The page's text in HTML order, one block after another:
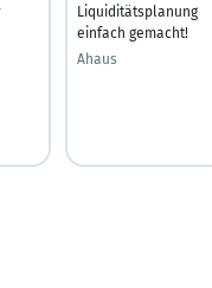
Liquiditätsplanung
einfach gemacht!
Ahaus